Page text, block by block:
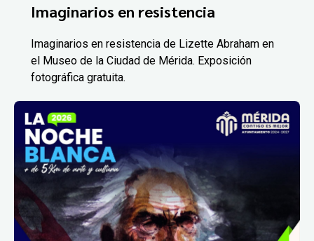
Imaginarios en resistencia
Imaginarios en resistencia de Lizette Abraham en
el Museo de la Ciudad de Mérida. Exposición
fotográfica gratuita.